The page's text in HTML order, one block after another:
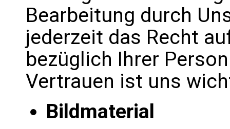
Bearbeitung durch
jederzeit das Recht
bezüglich Ihrer
Vertrauen ist uns
Bildmaterial